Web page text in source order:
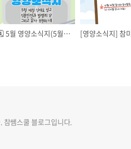
🗓️ 5월 영양소식지(5월 제철 식재료 빙고, 식품안전과 발명의 날, 그리고 감사 표현하기!❤️)
참쌤스쿨 블로그입니다.